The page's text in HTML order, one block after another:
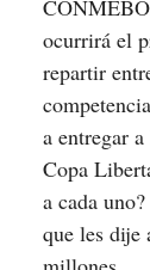
ocurrirá el
repartir
a entregar
Copa
a cada
que les dije